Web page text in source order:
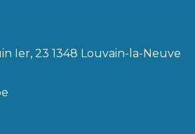
Ier, 23 1348 Louvain-la-Neuve